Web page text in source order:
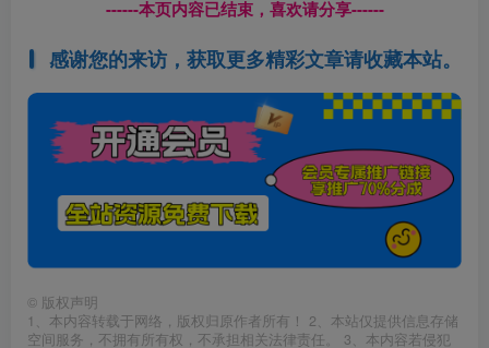
------本页内容已结束，喜欢请分享------
感谢您的来访，获取更多精彩文章请收藏本站。
© 版权声明
1、本内容转载于网络，版权归原作者所有！ 2、本站仅提供信息存储
空间服务，不拥有所有权，不承担相关法律责任。 3、本内容若侵犯